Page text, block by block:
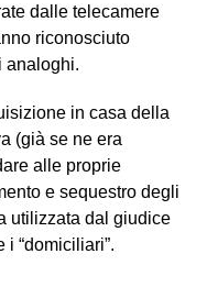
dalle telecamere
riconosciuto
analoghi.
in casa della
(già se ne era
alle proprie
e sequestro degli
utilizzata dal giudice
i “domiciliari”.